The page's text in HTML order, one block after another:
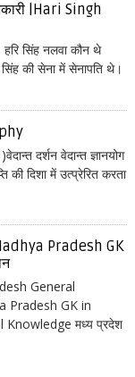
|Hari Singh
सिंह नलवा कौन थे
की सेना में सेनापति थे।
दर्शन वेदान्त ज्ञानयोग
की दिशा में उत्प्रेरित करता
Pradesh GK
General
Pradesh GK in
मध्य प्रदेश